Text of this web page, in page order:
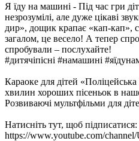
Я їду на машині - Під час гри
незрозумілі, але дуже цікаві
дир», дощик крапає «кап-кап»,
загалом, це весело! А тепер
спробували – послухайте!
#дитячіпісні #намашині
Караоке для дітей
хвилин хороших пісеньок в
Розвиваючі мультфільми для
Натисніть тут, щоб підписатися:
https://www.youtube.com/